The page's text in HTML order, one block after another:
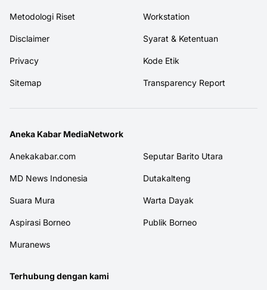
Metodologi Riset Workstation
Disclaimer Syarat & Ketentuan
Privacy Kode Etik
Sitemap Transparency Report
Aneka Kabar MediaNetwork
Anekakabar.com Seputar Barito Utara
MD News Indonesia Dutakalteng
Suara Mura Warta Dayak
Aspirasi Borneo Publik Borneo
Muranews
Terhubung dengan kami